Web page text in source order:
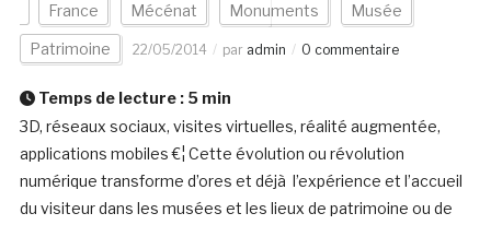
France Mécénat Monuments Musée
Patrimoine 22/05/2014 par admin 0 commentaire
Temps de lecture : 5 min
3D, réseaux sociaux, visites virtuelles, réalité augmentée,
applications mobiles €¦ Cette évolution ou révolution
numérique transforme d’ores et déjà l’expérience et l’accueil
du visiteur dans les musées et les lieux de patrimoine ou de